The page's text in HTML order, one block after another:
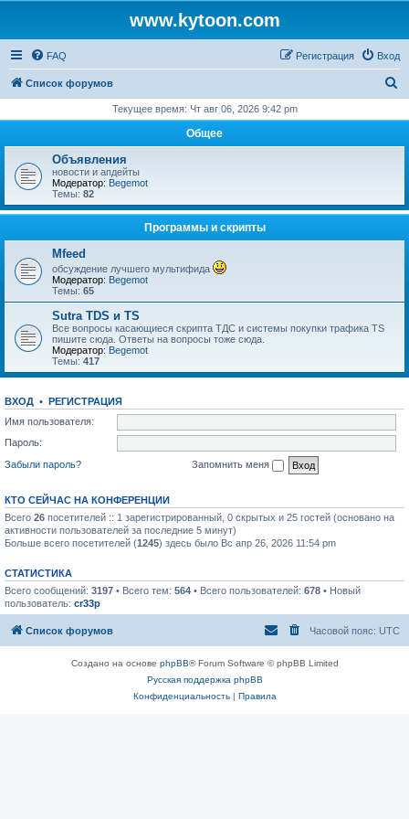
www.kytoon.com
FAQ Вход
Регистрация
Список форумов
с
Текущее время: Чт авг 06, 2026 9:42 pm
Общее
Объявления
новости и апдейты
Модератор: Begemot
Темы: 82
Программы и скрипты
Mfeed
обсуждение лучшего мультифида
Модератор: Begemot
Темы: 65
Sutra TDS и TS
Все вопросы касающиеся скрипта ТДС и системы покупки трафика TS
пишите сюда. Ответы на вопросы тоже сюда.
Модератор: Begemot
Темы: 417
ВХОД • РЕГИСТРАЦИЯ
Имя пользователя:
Пароль:
Забыли пароль?
Запомнить меня
КТО СЕЙЧАС НА КОНФЕРЕНЦИИ
Всего 26 посетителей :: 1 зарегистрированный, 0 скрытых и 25 гостей (основано на
активности пользователей за последние 5 минут)
Больше всего посетителей (1245) здесь было Вс апр 26, 2026 11:54 pm
СТАТИСТИКА
Всего сообщений: 3197 • Всего тем: 564 • Всего пользователей: 678 • Новый
пользователь: cr33p
Список форумов Часовой пояс: UTC
Создано на основе phpBB® Forum Software © phpBB Limited
Русская поддержка phpBB
Конфиденциальность| Правила